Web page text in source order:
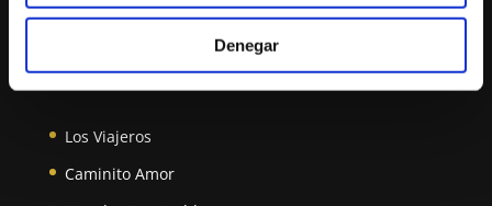
Denegar
BLOG
Los Viajeros
Caminito Amor